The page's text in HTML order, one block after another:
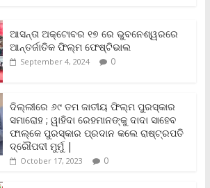
L
i
n
k
t
F
r
i
d
l
y
e
ଆସନ୍ତା ଅକ୍ଟୋବର ୧୭ ରେ ଭୁବନେଶ୍ୱରରେ
ଆନ୍ତର୍ଜାତିକ ଫିଲ୍ମ ଫେଷ୍ଟିଭାଲ
September 4, 2024 0
ଦିଲ୍ଲୀରେ ୬୯ ତମ ଜାତୀୟ ଫିଲ୍ମ ପୁରସ୍କାର
ସମାରୋହ ; ୱାହିଦା ରେହମାନଙ୍କୁ ଦାଦା ସାହେବ
ଫାଲ୍‌କେ ପୁରସ୍କାର ପ୍ରଦାନ କଲେ ରାଷ୍ଟ୍ରପତି
ଦ୍ରୌପଦୀ ମୁର୍ମୁ |
October 17, 2023 0